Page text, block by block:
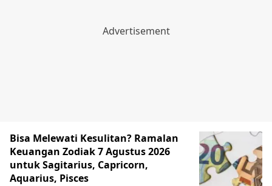
Bisa Melewati Kesulitan? Ramalan
Keuangan Zodiak 7 Agustus 2026
untuk Sagitarius, Capricorn,
Aquarius, Pisces